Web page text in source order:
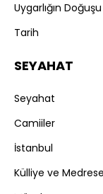
Uygarlığın Doğuşu
Tarih
SEYAHAT
Seyahat
Camiiler
İstanbul
Külliye ve